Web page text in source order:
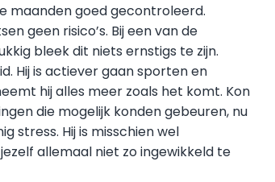
maanden goed gecontroleerd.
geen risico’s. Bij een van de
bleek dit niets ernstigs te zijn.
Hij is actiever gaan sporten en
hij alles meer zoals het komt. Kon
die mogelijk konden gebeuren, nu
stress. Hij is misschien wel
allemaal niet zo ingewikkeld te